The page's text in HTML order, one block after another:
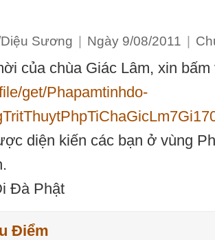
Sương Ngày 9/08/2011
của chùa Giác Lâm, xin
get/Phapamtinhdo-
diện kiến các bạn ở vùng
Đà Phật
Điểm